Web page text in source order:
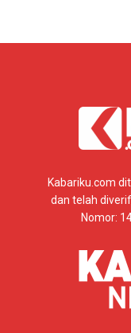
Kabariku.com
dan telah
Nomor: